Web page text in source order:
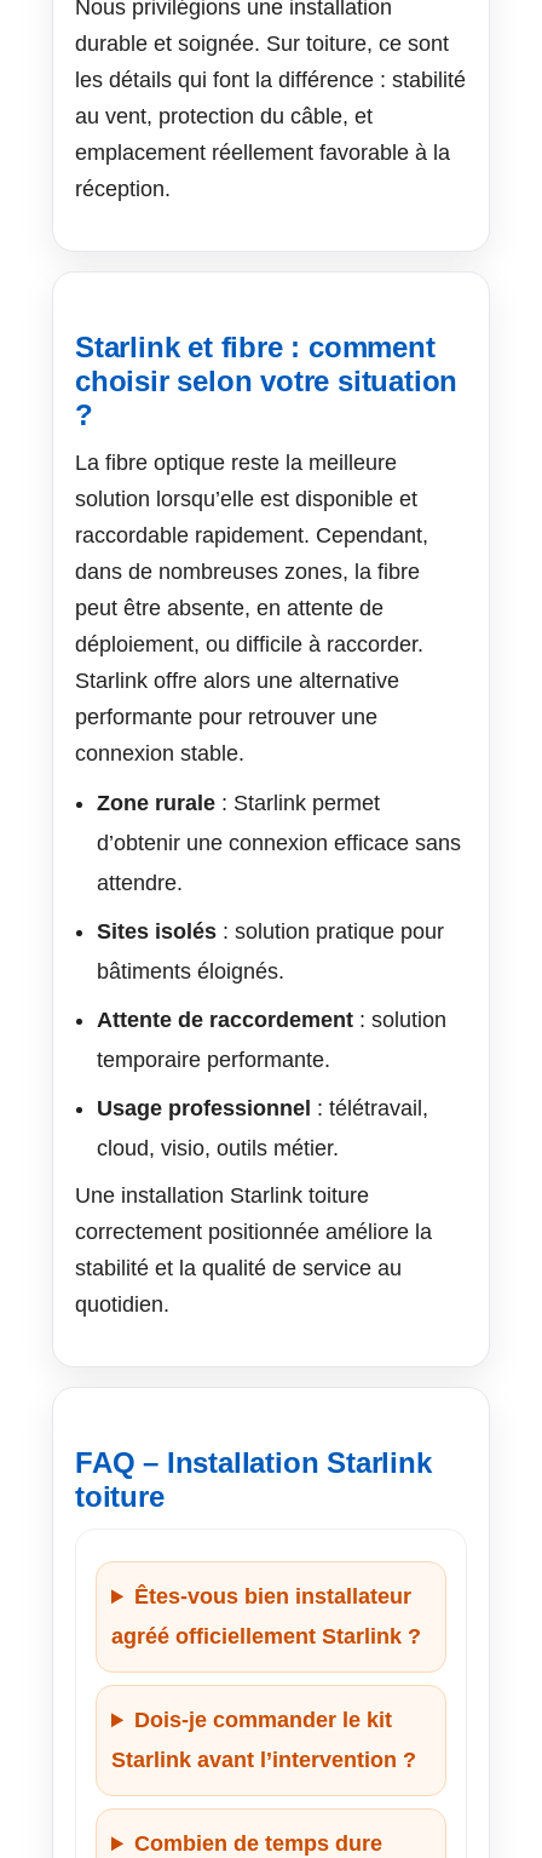
Nous privilégions une installation
durable et soignée. Sur toiture, ce sont
les détails qui font la différence : stabilité
au vent, protection du câble, et
emplacement réellement favorable à la
réception.
Starlink et fibre : comment
choisir selon votre situation
?
La fibre optique reste la meilleure
solution lorsqu’elle est disponible et
raccordable rapidement. Cependant,
dans de nombreuses zones, la fibre
peut être absente, en attente de
déploiement, ou difficile à raccorder.
Starlink offre alors une alternative
performante pour retrouver une
connexion stable.
Zone rurale : Starlink permet
d’obtenir une connexion efficace sans
attendre.
Sites isolés : solution pratique pour
bâtiments éloignés.
Attente de raccordement : solution
temporaire performante.
Usage professionnel : télétravail,
cloud, visio, outils métier.
Une installation Starlink toiture
correctement positionnée améliore la
stabilité et la qualité de service au
quotidien.
FAQ – Installation Starlink
toiture
Êtes-vous bien installateur
agréé officiellement Starlink ?
Dois-je commander le kit
Starlink avant l’intervention ?
Combien de temps dure